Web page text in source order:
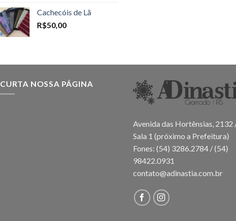
Cachecóis de Lã
R$50,00
CURTA NOSSA PÁGINA
Avenida das Hortênsias, 2132
Sala 1 (próximo a Prefeitura)
Fones: (54) 3286.2784 / (54)
98422.0931
contato@adinastia.com.br